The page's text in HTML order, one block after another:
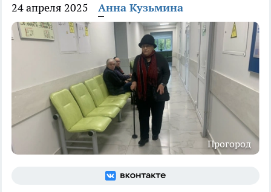
24 апреля 2025 Анна Кузьмина
Прогород